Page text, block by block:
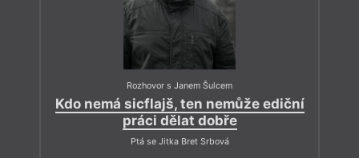
Rozhovor s Janem Šulcem
Kdo nemá sicflajš, ten nemůže ediční
práci dělat dobře
Ptá se Jitka Bret Srbová